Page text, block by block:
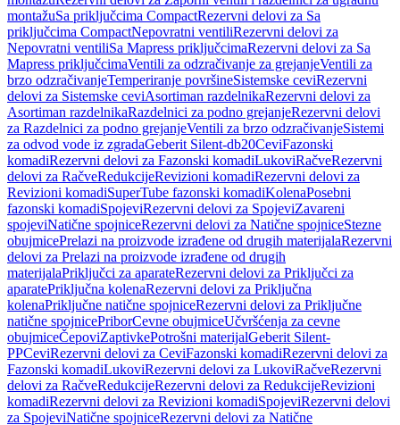
montažuSa priključcima CompactRezervni delovi za Sa
priključcima CompactNepovratni ventiliRezervni delovi za
Nepovratni ventiliSa Mapress priključcimaRezervni delovi za Sa
Mapress priključcimaVentili za odzračivanje za grejanjeVentili za
brzo odzračivanjeTemperiranje površineSistemske ceviRezervni
delovi za Sistemske ceviAsortiman razdelnikaRezervni delovi za
Asortiman razdelnikaRazdelnici za podno grejanjeRezervni delovi
za Razdelnici za podno grejanjeVentili za brzo odzračivanjeSistemi
za odvod vode iz zgradaGeberit Silent-db20CeviFazonski
komadiRezervni delovi za Fazonski komadiLukoviRačveRezervni
delovi za RačveRedukcijeRevizioni komadiRezervni delovi za
Revizioni komadiSuperTube fazonski komadiKolenaPosebni
fazonski komadiSpojeviRezervni delovi za SpojeviZavareni
spojeviNatične spojniceRezervni delovi za Natične spojniceStezne
obujmicePrelazi na proizvode izrađene od drugih materijalaRezervni
delovi za Prelazi na proizvode izrađene od drugih
materijalaPriključci za aparateRezervni delovi za Priključci za
aparatePriključna kolenaRezervni delovi za Priključna
kolenaPriključne natične spojniceRezervni delovi za Priključne
natične spojnicePriborCevne obujmiceUčvršćenja za cevne
obujmiceČepoviZaptivkePotrošni materijalGeberit Silent-
PPCeviRezervni delovi za CeviFazonski komadiRezervni delovi za
Fazonski komadiLukoviRezervni delovi za LukoviRačveRezervni
delovi za RačveRedukcijeRezervni delovi za RedukcijeRevizioni
komadiRezervni delovi za Revizioni komadiSpojeviRezervni delovi
za SpojeviNatične spojniceRezervni delovi za Natične